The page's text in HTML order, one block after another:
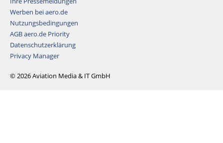
Werben bei aero.de
Nutzungsbedingungen
AGB aero.de Priority
Datenschutzerklärung
Privacy Manager
© 2026 Aviation Media & IT GmbH